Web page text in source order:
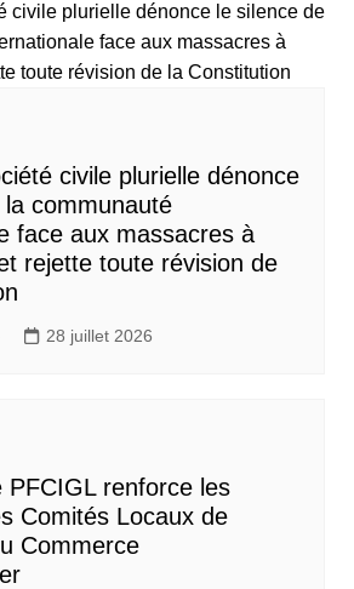
civile plurielle dénonce
la communauté
face aux massacres à
rejette toute révision de
28 juillet 2026
PFCIGL renforce les
Comités Locaux de
Commerce